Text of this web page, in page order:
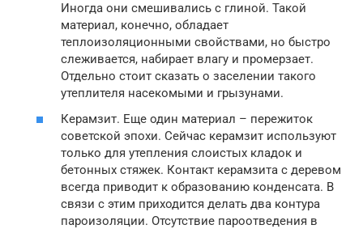
Иногда они смешивались с глиной. Такой
материал, конечно, обладает
теплоизоляционными свойствами, но быстро
слеживается, набирает влагу и промерзает.
Отдельно стоит сказать о заселении такого
утеплителя насекомыми и грызунами.
Керамзит. Еще один материал – пережиток
советской эпохи. Сейчас керамзит используют
только для утепления слоистых кладок и
бетонных стяжек. Контакт керамзита с деревом
всегда приводит к образованию конденсата. В
связи с этим приходится делать два контура
пароизоляции. Отсутствие пароотведения в